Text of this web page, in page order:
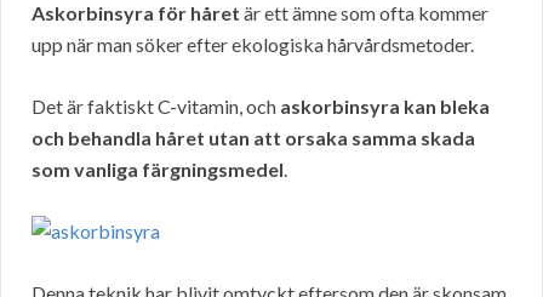
Askorbinsyra för håret är ett ämne som ofta kommer
upp när man söker efter ekologiska hårvårdsmetoder.
Det är faktiskt C-vitamin, och askorbinsyra kan bleka
och behandla håret utan att orsaka samma skada
som vanliga färgningsmedel.